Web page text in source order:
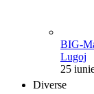
BIG-
Lugoj
25
Diverse